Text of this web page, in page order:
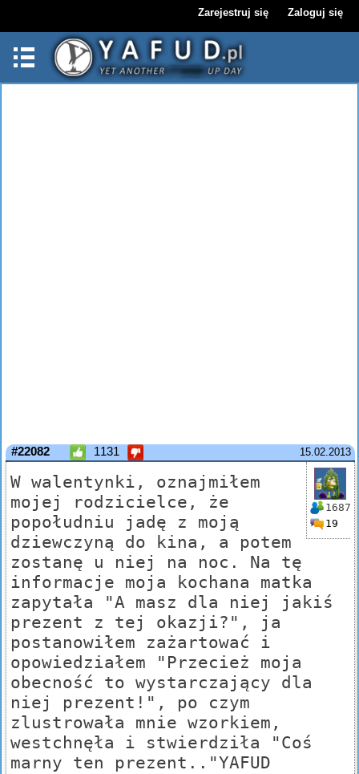
Zarejestruj się Zaloguj się
15.02.2013
#22082 1131
1687
19
W walentynki, oznajmiłem
mojej rodzicielce, że
popołudniu jadę z moją
dziewczyną do kina, a potem
zostanę u niej na noc. Na tę
informacje moja kochana matka
zapytała "A masz dla niej jakiś
prezent z tej okazji?", ja
postanowiłem zażartować i
opowiedziałem "Przecież moja
obecność to wystarczający dla
niej prezent!", po czym
zlustrowała mnie wzorkiem,
westchnęła i stwierdziła "Coś
marny ten prezent.."YAFUD